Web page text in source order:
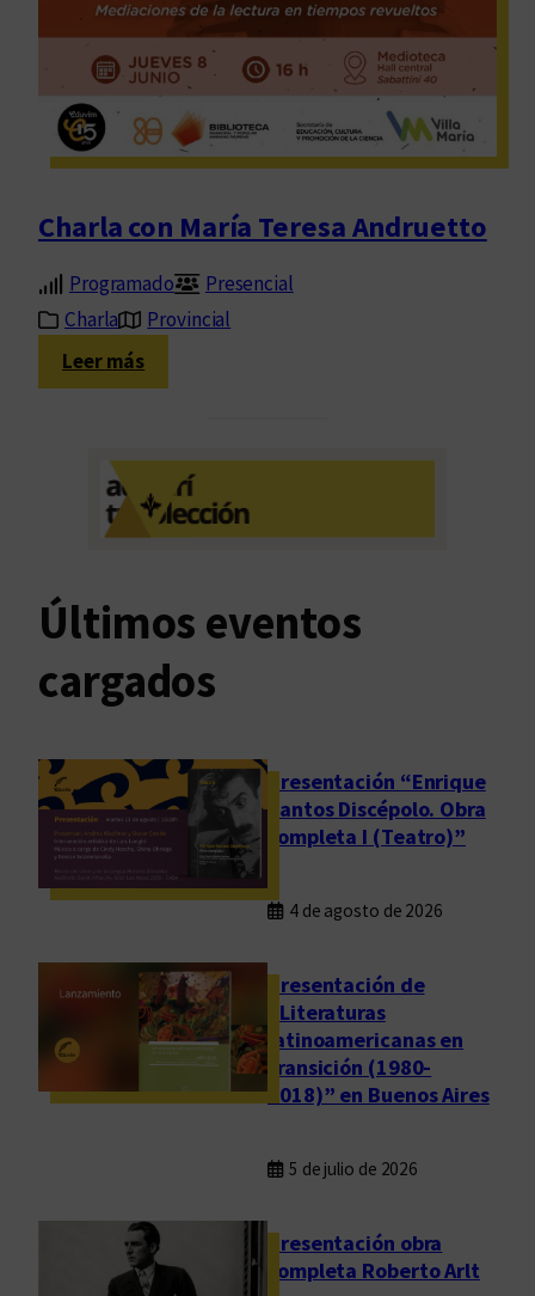
Charla con María Teresa Andruetto
Programado
Presencial
Charla
Provincial
Leer más:
C
l
a
n
a
a
T
e
e
a
A
n
d
u
o
Últimos eventos
cargados
Presentación “Enrique
Santos Discépolo. Obra
completa I (Teatro)”
4 de agosto de 2026
Presentación de
“Literaturas
latinoamericanas en
transición (1980-
2018)” en Buenos Aires
5 de julio de 2026
Presentación obra
completa Roberto Arlt